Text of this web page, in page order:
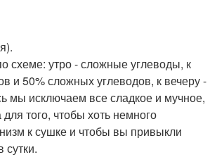
схеме: утро - сложные углеводы, к
и 50% сложных углеводов, к вечеру -
мы исключаем все сладкое и мучное,
того, чтобы хоть немного
к сушке и чтобы вы привыкли
сутки.